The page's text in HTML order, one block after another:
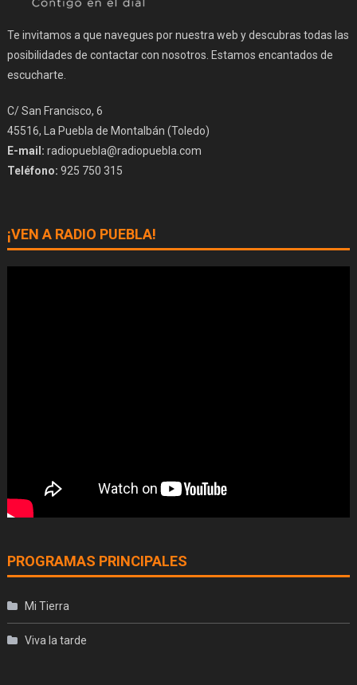
Te invitamos a que navegues por nuestra web y descubras todas las
posibilidades de contactar con nosotros. Estamos encantados de
escucharte.
C/ San Francisco, 6
45516, La Puebla de Montalbán (Toledo)
E-mail: radiopuebla@radiopuebla.com
Teléfono: 925 750 315
¡VEN A RADIO PUEBLA!
PROGRAMAS PRINCIPALES
Mi Tierra
Viva la tarde